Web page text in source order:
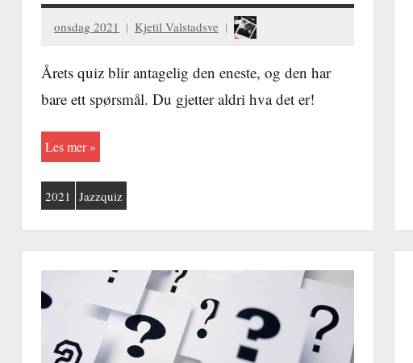
onsdag 2021 Kjetil Valstadsve
Årets quiz blir antagelig den eneste, og den har
bare ett spørsmål. Du gjetter aldri hva det er!
Les mer
2021 Jazzquiz